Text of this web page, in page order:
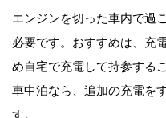
エンジンを切った車内で過
必要です。おすすめは、充
め自宅で充電して持参する
車中泊なら、追加の充電を
す。